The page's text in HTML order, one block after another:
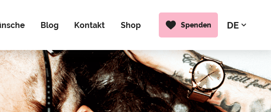
DE
EN
Blog Kontakt Shop Spenden